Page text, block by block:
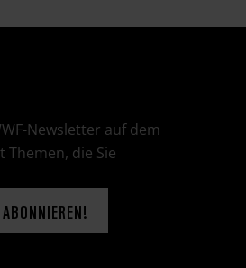
Newsletter auf dem
Themen, die Sie